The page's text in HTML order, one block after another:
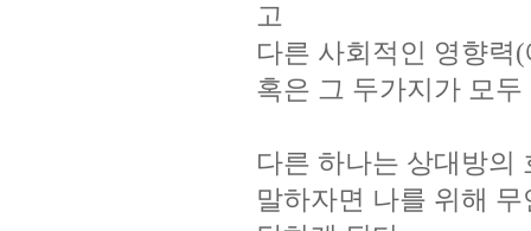
고
다른 사회적인 영향력(
혹은 그 두가지가 모
다른 하나는 상대방의
말하자면 나를 위해